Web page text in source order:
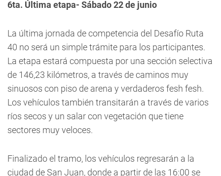
6ta. Última etapa- Sábado 22 de junio
La última jornada de competencia del Desafío Ruta
40 no será un simple trámite para los participantes.
La etapa estará compuesta por una sección selectiva
de 146,23 kilómetros, a través de caminos muy
sinuosos con piso de arena y verdaderos fesh fesh.
Los vehículos también transitarán a través de varios
ríos secos y un salar con vegetación que tiene
sectores muy veloces.
Finalizado el tramo, los vehículos regresarán a la
ciudad de San Juan, donde a partir de las 16:00 se